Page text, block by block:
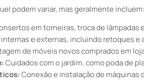
podem variar, mas geralmente incluem:
em torneiras, troca de lâmpadas
e externas, incluindo retoques e
de móveis novos comprados em
Cuidados com o jardim, como poda de
Conexão e instalação de